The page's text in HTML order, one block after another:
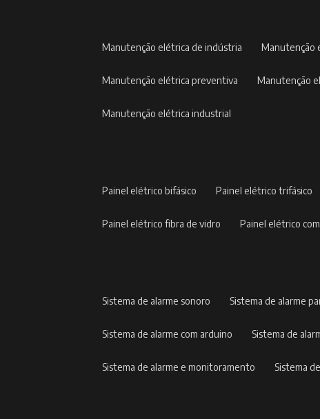
manutenção elétrica de indústria
manutenção elétrica preventiva manutenção
manutenção elétrica industrial
painel elétrico bifásico painel elétrico trifásico
painel elétrico fibra de vidro painel elétrico
sistema de alarme sonoro sistema de alarme
sistema de alarme com arduino sistema de
sistema de alarme e monitoramento sistema